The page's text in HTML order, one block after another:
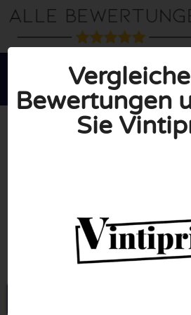

INSGESAMT:
Bewertungen
Sie